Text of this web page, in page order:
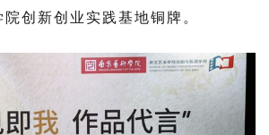
创新创业实践基地铜牌。